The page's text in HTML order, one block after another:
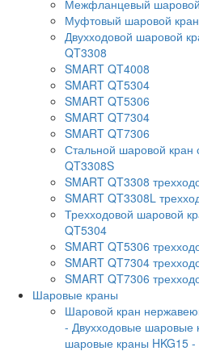
Межфланцевый
Муфтовый шаровой
Двухходовой шаровой
QT3308
SMART QT4008
SMART QT5304
SMART QT5306
SMART QT7304
SMART QT7306
Стальной шаровой кран
QT3308S
SMART QT3308
SMART QT3308L
Трехходовой шаровой
QT5304
SMART QT5306
SMART QT7304
SMART QT7306
Шаровые краны
Шаровой кран
- Двухходовые шаровые
шаровые краны HKG15 -